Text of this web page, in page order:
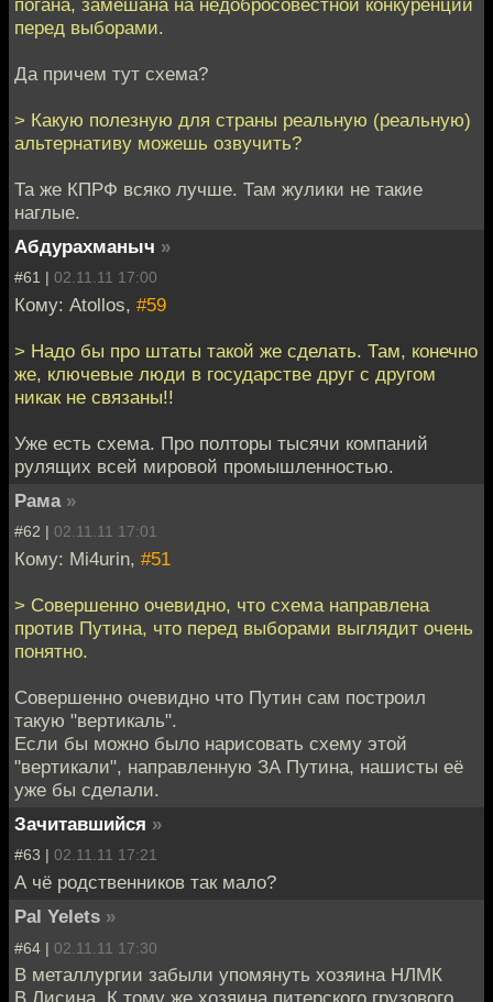
погана, замешана на недобросовестной конкуренции
перед выборами.
Да причем тут схема?
> Какую полезную для страны реальную (реальную)
альтернативу можешь озвучить?
Та же КПРФ всяко лучше. Там жулики не такие
наглые.
Абдурахманыч »
#61 | 02.11.11 17:00
Кому: Atollos, #59
> Надо бы про штаты такой же сделать. Там, конечно
же, ключевые люди в государстве друг с другом
никак не связаны!!
Уже есть схема. Про полторы тысячи компаний
рулящих всей мировой промышленностью.
Рама »
#62 | 02.11.11 17:01
Кому: Mi4urin, #51
> Совершенно очевидно, что схема направлена
против Путина, что перед выборами выглядит очень
понятно.
Совершенно очевидно что Путин сам построил
такую "вертикаль".
Если бы можно было нарисовать схему этой
"вертикали", направленную ЗА Путина, нашисты её
уже бы сделали.
Зачитавшийся »
#63 | 02.11.11 17:21
А чё родственников так мало?
Pal Yelets »
#64 | 02.11.11 17:30
В металлургии забыли упомянуть хозяина НЛМК